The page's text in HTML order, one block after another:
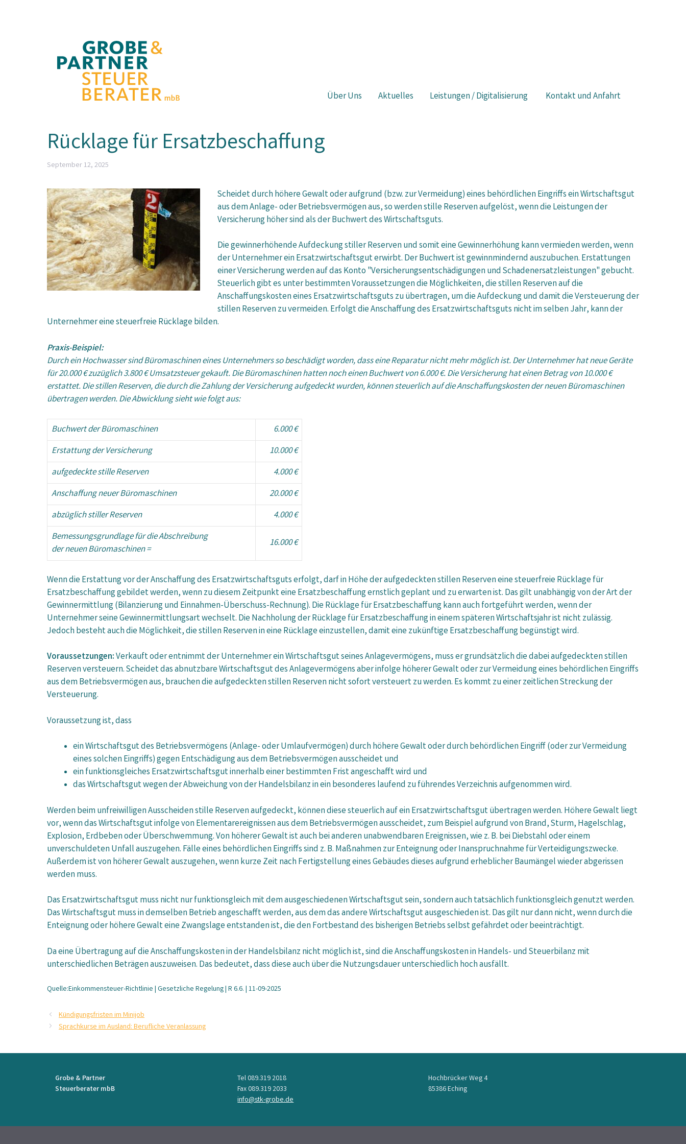
Über Uns Aktuelles Leistungen / Digitalisierung Kontakt und Anfahrt
Rücklage für Ersatzbeschaffung
September 12, 2025
Scheidet durch höhere Gewalt oder aufgrund (bzw. zur Vermeidung) eines behördlichen Eingriffs ein Wirtschaftsgut
aus dem Anlage- oder Betriebsvermögen aus, so werden stille Reserven aufgelöst, wenn die Leistungen der
Versicherung höher sind als der Buchwert des Wirtschaftsguts.
Die gewinnerhöhende Aufdeckung stiller Reserven und somit eine Gewinnerhöhung kann vermieden werden, wenn
der Unternehmer ein Ersatzwirtschaftsgut erwirbt. Der Buchwert ist gewinnmindernd auszubuchen. Erstattungen
einer Versicherung werden auf das Konto "Versicherungsentschädigungen und Schadenersatzleistungen" gebucht.
Steuerlich gibt es unter bestimmten Voraussetzungen die Möglichkeiten, die stillen Reserven auf die
Anschaffungskosten eines Ersatzwirtschaftsguts zu übertragen, um die Aufdeckung und damit die Versteuerung der
stillen Reserven zu vermeiden. Erfolgt die Anschaffung des Ersatzwirtschaftsguts nicht im selben Jahr, kann der
Unternehmer eine steuerfreie Rücklage bilden.
Praxis-Beispiel:
Durch ein Hochwasser sind Büromaschinen eines Unternehmers so beschädigt worden, dass eine Reparatur nicht mehr möglich ist. Der Unternehmer hat neue Geräte
für 20.000 € zuzüglich 3.800 € Umsatzsteuer gekauft. Die Büromaschinen hatten noch einen Buchwert von 6.000 €. Die Versicherung hat einen Betrag von 10.000 €
erstattet. Die stillen Reserven, die durch die Zahlung der Versicherung aufgedeckt wurden, können steuerlich auf die Anschaffungskosten der neuen Büromaschinen
übertragen werden. Die Abwicklung sieht wie folgt aus:
Buchwert der Büromaschinen
6.000 €
Erstattung der Versicherung
10.000 €
aufgedeckte stille Reserven
4.000 €
Anschaffung neuer Büromaschinen
20.000 €
abzüglich stiller Reserven
4.000 €
Bemessungsgrundlage für die Abschreibung
der neuen Büromaschinen =
16.000 €
Wenn die Erstattung vor der Anschaffung des Ersatzwirtschaftsguts erfolgt, darf in Höhe der aufgedeckten stillen Reserven eine steuerfreie Rücklage für
Ersatzbeschaffung gebildet werden, wenn zu diesem Zeitpunkt eine Ersatzbeschaffung ernstlich geplant und zu erwarten ist. Das gilt unabhängig von der Art der
Gewinnermittlung (Bilanzierung und Einnahmen-Überschuss-Rechnung). Die Rücklage für Ersatzbeschaffung kann auch fortgeführt werden, wenn der
Unternehmer seine Gewinnermittlungsart wechselt. Die Nachholung der Rücklage für Ersatzbeschaffung in einem späteren Wirtschaftsjahr ist nicht zulässig.
Jedoch besteht auch die Möglichkeit, die stillen Reserven in eine Rücklage einzustellen, damit eine zukünftige Ersatzbeschaffung begünstigt wird.
Voraussetzungen:Verkauft oder entnimmt der Unternehmer ein Wirtschaftsgut seines Anlagevermögens, muss er grundsätzlich die dabei aufgedeckten stillen
Reserven versteuern. Scheidet das abnutzbare Wirtschaftsgut des Anlagevermögens aber infolge höherer Gewalt oder zur Vermeidung eines behördlichen Eingriffs
aus dem Betriebsvermögen aus, brauchen die aufgedeckten stillen Reserven nicht sofort versteuert zu werden. Es kommt zu einer zeitlichen Streckung der
Versteuerung.
Voraussetzung ist, dass
ein Wirtschaftsgut des Betriebsvermögens (Anlage- oder Umlaufvermögen) durch höhere Gewalt oder durch behördlichen Eingriff (oder zur Vermeidung
eines solchen Eingriffs) gegen Entschädigung aus dem Betriebsvermögen ausscheidet und
ein funktionsgleiches Ersatzwirtschaftsgut innerhalb einer bestimmten Frist angeschafft wird und
das Wirtschaftsgut wegen der Abweichung von der Handelsbilanz in ein besonderes laufend zu führendes Verzeichnis aufgenommen wird.
Werden beim unfreiwilligen Ausscheiden stille Reserven aufgedeckt, können diese steuerlich auf ein Ersatzwirtschaftsgut übertragen werden. Höhere Gewalt liegt
vor, wenn das Wirtschaftsgut infolge von Elementarereignissen aus dem Betriebsvermögen ausscheidet, zum Beispiel aufgrund von Brand, Sturm, Hagelschlag,
Explosion, Erdbeben oder Überschwemmung. Von höherer Gewalt ist auch bei anderen unabwendbaren Ereignissen, wie z. B. bei Diebstahl oder einem
unverschuldeten Unfall auszugehen. Fälle eines behördlichen Eingriffs sind z. B. Maßnahmen zur Enteignung oder Inanspruchnahme für Verteidigungszwecke.
Außerdem ist von höherer Gewalt auszugehen, wenn kurze Zeit nach Fertigstellung eines Gebäudes dieses aufgrund erheblicher Baumängel wieder abgerissen
werden muss.
Das Ersatzwirtschaftsgut muss nicht nur funktionsgleich mit dem ausgeschiedenen Wirtschaftsgut sein, sondern auch tatsächlich funktionsgleich genutzt werden.
Das Wirtschaftsgut muss in demselben Betrieb angeschafft werden, aus dem das andere Wirtschaftsgut ausgeschieden ist. Das gilt nur dann nicht, wenn durch die
Enteignung oder höhere Gewalt eine Zwangslage entstanden ist, die den Fortbestand des bisherigen Betriebs selbst gefährdet oder beeinträchtigt.
Da eine Übertragung auf die Anschaffungskosten in der Handelsbilanz nicht möglich ist, sind die Anschaffungskosten in Handels- und Steuerbilanz mit
unterschiedlichen Beträgen auszuweisen. Das bedeutet, dass diese auch über die Nutzungsdauer unterschiedlich hoch ausfällt.
Quelle:Einkommensteuer-Richtlinie | Gesetzliche Regelung | R 6.6. | 11-09-2025
Kündigungsfristen im Minijob
Sprachkurse im Ausland: Berufliche Veranlassung
Grobe & Partner
Steuerberater mbB
Tel 089.319 2018
Fax 089.319 2033
info@stk-grobe.de
Hochbrücker Weg 4
85386 Eching